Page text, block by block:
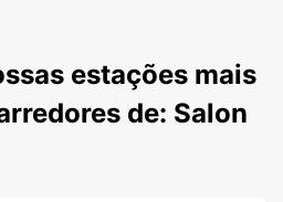
estações mais
de: Salon